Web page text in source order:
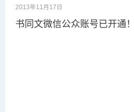
2013年11月17日
书同文微信公众账号已开通